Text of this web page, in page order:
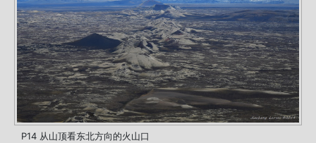
P14 从山顶看东北方向的火山口